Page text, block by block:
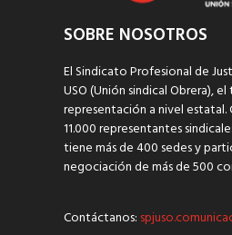
SOBRE NOSOTROS
El Sindicato Profesional de
USO (Unión sindical Obrera),
representación a nivel estatal.
11.000 representantes
tiene más de 400 sedes y
negociación de más de 500
Contáctanos: